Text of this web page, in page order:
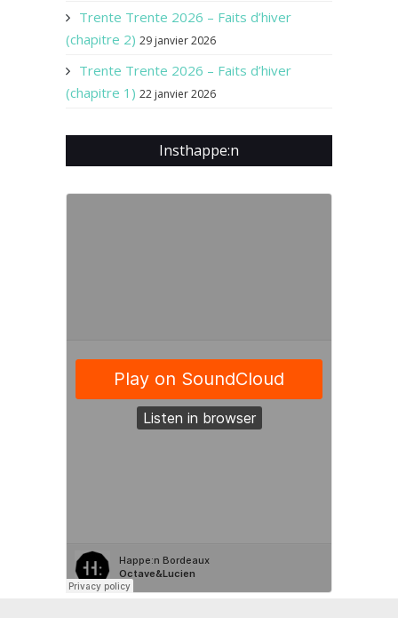
Trente Trente 2026 – Faits d’hiver
(chapitre 2) 29 janvier 2026
Trente Trente 2026 – Faits d’hiver
(chapitre 1) 22 janvier 2026
Insthappe:n